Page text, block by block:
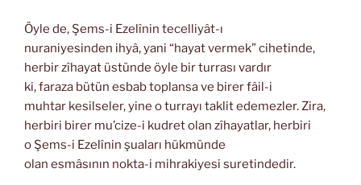
Öyle de, Şems-i Ezelînin tecelliyât-ı
nuraniyesinden ihyâ, yani “hayat vermek” cihetinde,
herbir zîhayat üstünde öyle bir turrası vardır
ki, faraza bütün esbab toplansa ve birer fâil-i
muhtar kesilseler, yine o turrayı taklit edemezler. Zira,
herbiri birer mu’cize-i kudret olan zîhayatlar, herbiri
o Şems-i Ezelînin şuaları hükmünde
olan esmâsının nokta-i mihrakiyesi suretindedir.